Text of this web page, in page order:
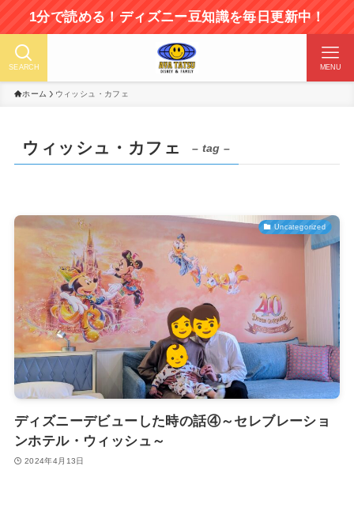
で読める！ディズニー豆知識を毎日更新中！
SEARCH MENU
ホーム ウィッシュ・カフェ
ウィッシュ・カフェ – tag –
Uncategorized
ディズニーデビューした時の話④～セレブレーショ
ンホテル・ウィッシュ～
2024年4月13日